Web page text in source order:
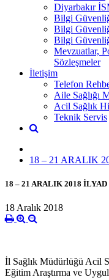
Diyarbakır
Bilgi
Bilgi
Bilgi
Mevzuatlar,
Sözleşmeler
İletişim
Telefon
Aile Sağlığı
Acil Sağlık
Teknik Servis
18 – 21 ARALIK
18 – 21 ARALIK 2018
18 Aralık 2018
İl Sağlık Müdürlüğü Acil
Eğitim Araştırma ve